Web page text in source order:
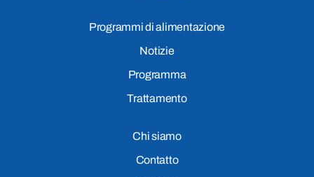
Programmi di alimentazione
Notizie
Programma
Trattamento
Chi siamo
Contatto